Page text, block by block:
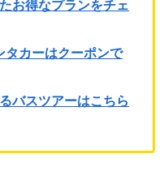
お得なプランをチェ
タカーはクーポンで
バスツアーはこちら